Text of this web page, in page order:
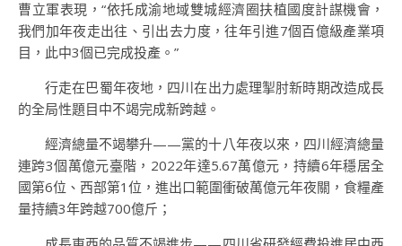
曹立軍表現，“依托成渝地域雙城經濟圈扶植國度計謀機會，
我們加年夜走出往、引出去力度，往年引進7個百億級產業項
目，此中3個已完成投產。”
行走在巴蜀年夜地，四川在出力處理掣肘新時期改造成長
的全局性題目中不竭完成新跨越。
經濟總量不竭攀升——黨的十八年夜以來，四川經濟總量
連跨3個萬億元臺階，2022年達5.67萬億元，持續6年穩居全
國第6位、西部第1位，進出口範圍衝破萬億元年夜關，食糧產
量持續3年跨越700億斤；